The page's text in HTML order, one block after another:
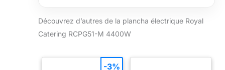
collecteur de graisse pour un
travail propre et agréable
Durabilité – appareil doté d'une
enveloppe en acier inoxydable et
Découvrez d’autres de la plancha électrique Royal
Catering RCPG51-M 4400W
-3%